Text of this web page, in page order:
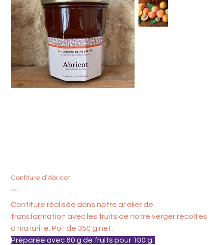
Confiture d’Abricot
Prix
5,80 €
Confiture réalisée dans notre atelier de
transformation avec les fruits de notre verger récoltés
à maturité. Pot de 350 g net.
Préparée avec 60 g de fruits pour 100 g.